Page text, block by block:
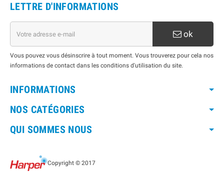
LETTRE D'INFORMATIONS
ok
Vous pouvez vous désinscrire à tout moment. Vous trouverez pour cela nos
informations de contact dans les conditions d'utilisation du site.
INFORMATIONS
NOS CATÉGORIES
QUI SOMMES NOUS
Copyright © 2017